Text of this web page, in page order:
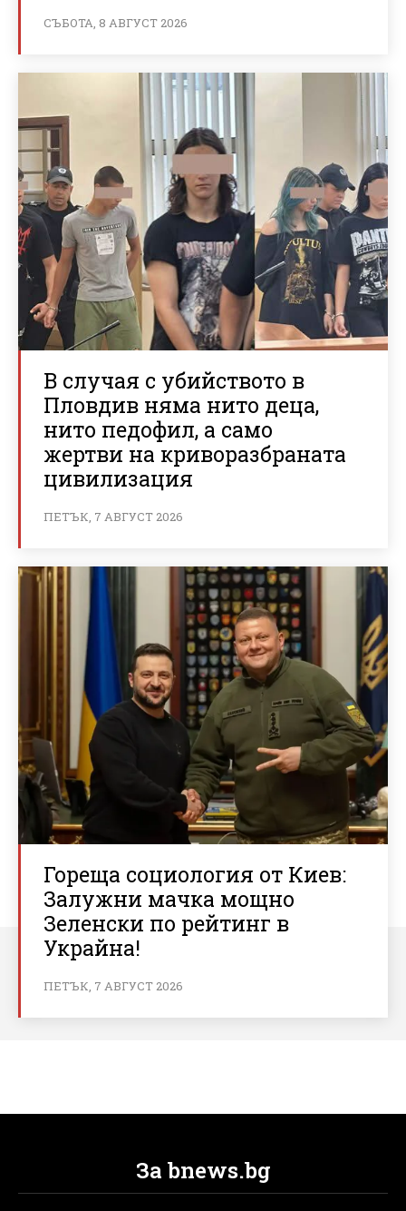
СЪБОТА, 8 АВГУСТ 2026
В случая с убийството в
Пловдив няма нито деца,
нито педофил, а само
жертви на криворазбраната
цивилизация
ПЕТЪК, 7 АВГУСТ 2026
Гореща социология от Киев:
Залужни мачка мощно
Зеленски по рейтинг в
Украйна!
ПЕТЪК, 7 АВГУСТ 2026
За bnews.bg